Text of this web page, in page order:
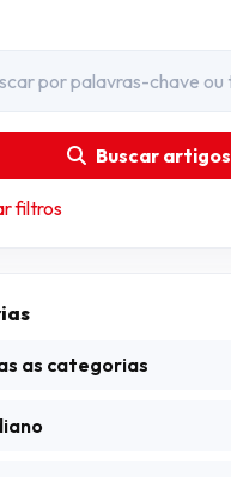
Buscar artigos
filtros
as categorias